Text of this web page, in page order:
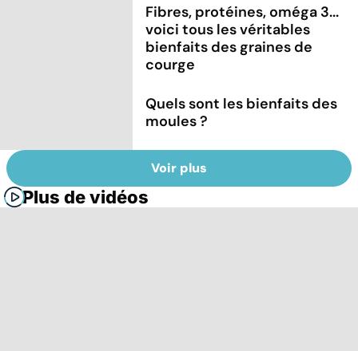
Fibres, protéines, oméga 3...
voici tous les véritables
bienfaits des graines de
courge
Quels sont les bienfaits des
moules ?
Voir plus
Plus de vidéos